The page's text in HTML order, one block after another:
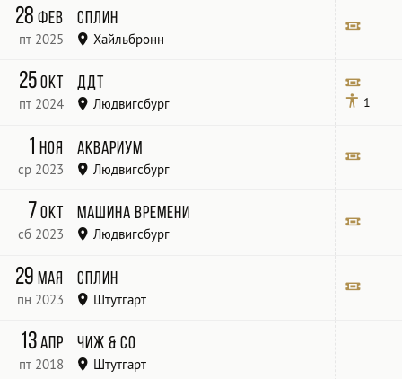
MHP Arena Ludwigsburg
28фев
пт 2025
Сплин
Хайльбронн
Konzert und Kongresszentrum Harmonie Билет
25окт
пт 2024
ДДТ
Людвигсбург 1
MHP-Arena Schwieberdinger Str. 30, 71636
Ludwigsburg
1ноя
ср 2023
Аквариум
Людвигсбург
Scala
7окт
сб 2023
Машина времени
Людвигсбург
Forum am Schlosspark / Bürgersaal
29мая
пн 2023
Сплин
Штутгарт
Winzermann
13апр
пт 2018
Чиж & Co
Штутгарт